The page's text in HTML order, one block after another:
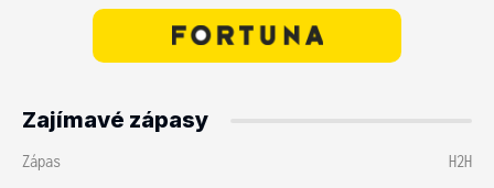
Zajímavé zápasy
Zápas
H2H